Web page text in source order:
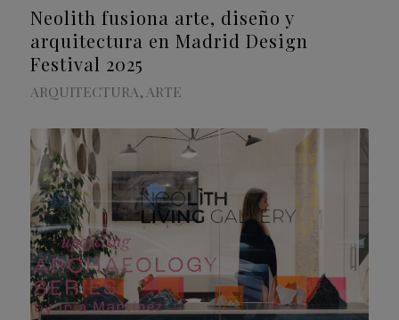
Neolith fusiona arte, diseño y
arquitectura en Madrid Design
Festival 2025
ARQUITECTURA, ARTE